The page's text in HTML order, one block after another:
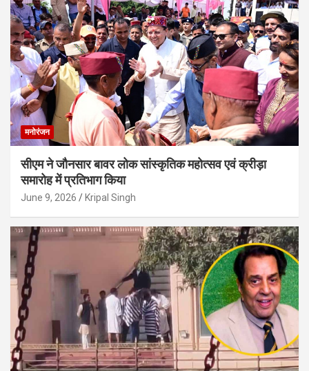
मनोरंजन
सीएम ने जौनसार बावर लोक सांस्कृतिक महोत्सव एवं क्रीड़ा
समारोह में प्रतिभाग किया
June 9, 2026 Kripal Singh